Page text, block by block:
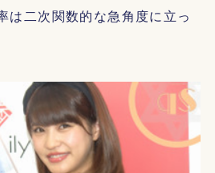
は二次関数的な急角度に立っ